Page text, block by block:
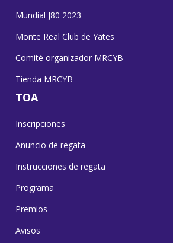
Mundial J80 2023
Monte Real Club de Yates
Comité organizador MRCYB
Tienda MRCYB
TOA
Inscripciones
Anuncio de regata
Instrucciones de regata
Programa
Premios
Avisos